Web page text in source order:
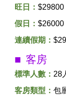
旺日： $29800
假日： $26000
連續假期：
客房
標準人數： 28
客房類型： 包